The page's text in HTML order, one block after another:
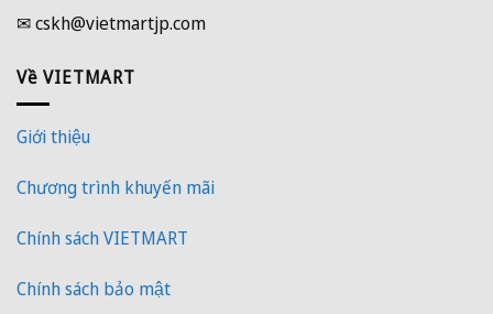
✉ cskh@vietmartjp.com
Về VIETMART
Giới thiệu
Chương trình khuyến mãi
Chính sách VIETMART
Chính sách bảo mật